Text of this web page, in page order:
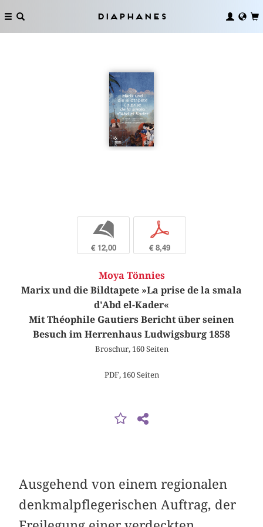
Diaphanes
b
€ 12,00
p
€ 8,49
Moya Tönnies
Marix und die Bildtapete »La prise de la smala
d'Abd el-Kader«
Mit Théophile Gautiers Bericht über seinen
Besuch im Herrenhaus Ludwigsburg 1858
Broschur, 160 Seiten
PDF, 160 Seiten
Ausgehend von einem regionalen
denkmalpflegerischen Auftrag, der